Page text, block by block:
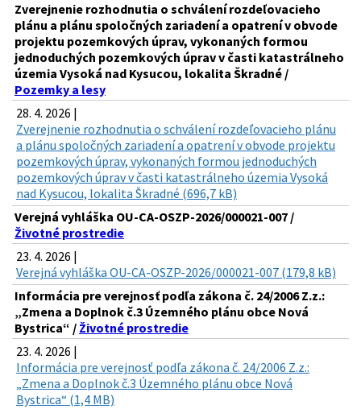
Zverejnenie rozhodnutia o schválení rozdeľovacieho
plánu a plánu spoločných zariadení a opatrení v obvode
projektu pozemkových úprav, vykonaných formou
jednoduchých pozemkových úprav v časti katastrálneho
územia Vysoká nad Kysucou, lokalita Škradné /
Pozemky a lesy
28. 4. 2026 |
Zverejnenie rozhodnutia o schválení rozdeľovacieho plánu
a plánu spoločných zariadení a opatrení v obvode projektu
pozemkových úprav, vykonaných formou jednoduchých
pozemkových úprav v časti katastrálneho územia Vysoká
nad Kysucou, lokalita Škradné (696,7 kB)
Verejná vyhláška OU-CA-OSZP-2026/000021-007 /
Životné prostredie
23. 4. 2026 |
Verejná vyhláška OU-CA-OSZP-2026/000021-007 (179,8 kB)
Informácia pre verejnosť podľa zákona č. 24/2006 Z.z.:
„Zmena a Doplnok č.3 Územného plánu obce Nová
Bystrica“ / Životné prostredie
23. 4. 2026 |
Informácia pre verejnosť podľa zákona č. 24/2006 Z.z.:
„Zmena a Doplnok č.3 Územného plánu obce Nová
Bystrica“ (1,4 MB)